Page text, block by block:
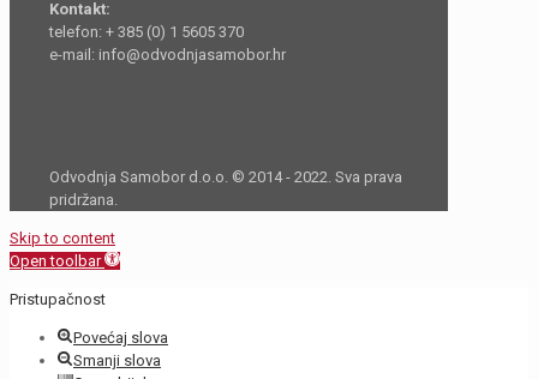
Kontakt:
telefon: + 385 (0) 1 5605 370
e-mail: info@odvodnjasamobor.hr
Odvodnja Samobor d.o.o. © 2014 - 2022. Sva prava
pridržana.
Skip to content
Open toolbar
Pristupačnost
Povećaj slova
Smanji slova